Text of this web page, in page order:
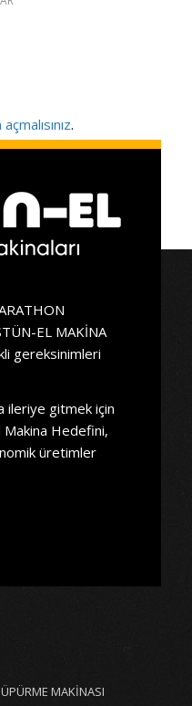
.
EL MAKİNA
gereksinimleri
ileriye gitmek için
Makina Hedefini,
üretimler
MAKİNASI